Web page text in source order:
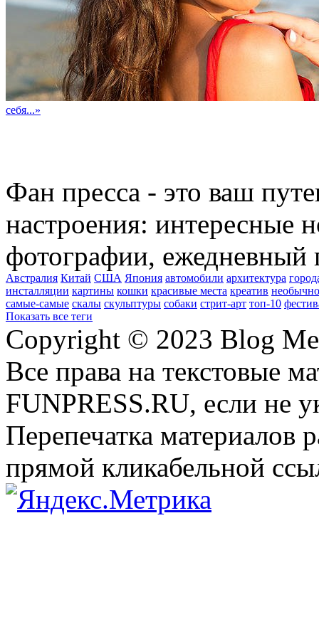
себя...»
Фан пресса - это ваш
настроения: интересные
фотографии, ежедневный
Австралия Китай США Япония автомобили архитектура
инсталляции картины кошки красивые места креатив
самые-самые скалы скульптуры собаки стрит-арт топ-10
Показать все теги
Copyright © 2023 Blog
Все права на текстовые
FUNPRESS.RU, если не
Перепечатка материалов
прямой кликабельной